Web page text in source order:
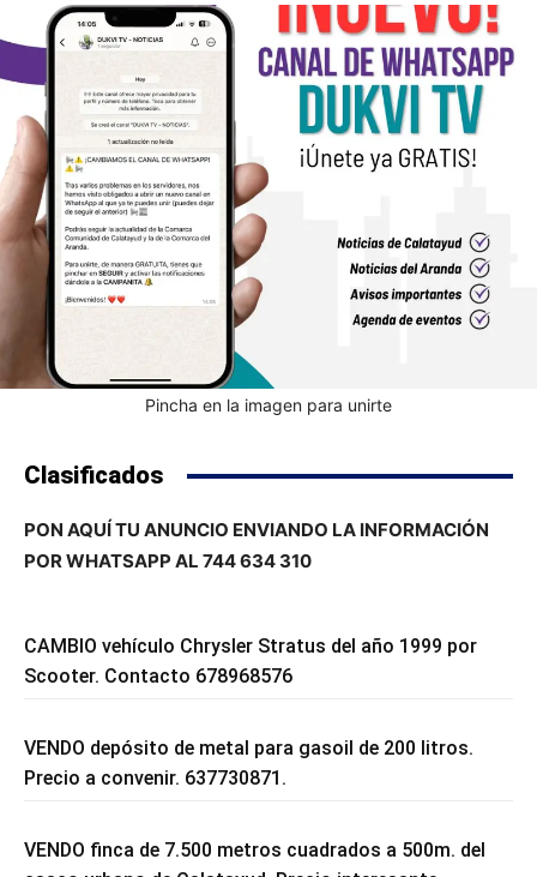
Pincha en la imagen para unirte
Clasificados
PON AQUÍ TU ANUNCIO ENVIANDO LA INFORMACIÓN
POR WHATSAPP AL 744 634 310
CAMBIO vehículo Chrysler Stratus del año 1999 por
Scooter. Contacto 678968576
VENDO depósito de metal para gasoil de 200 litros.
Precio a convenir. 637730871.
VENDO finca de 7.500 metros cuadrados a 500m. del